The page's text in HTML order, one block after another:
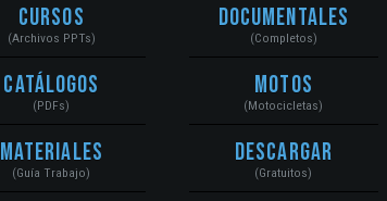
Cursos
(Archivos PPTs)
Catálogos
(PDFs)
Materiales
(Guía Trabajo)
Documentales
(Completos)
Motos
(Motocicletas)
Descargar
(Gratuitos)